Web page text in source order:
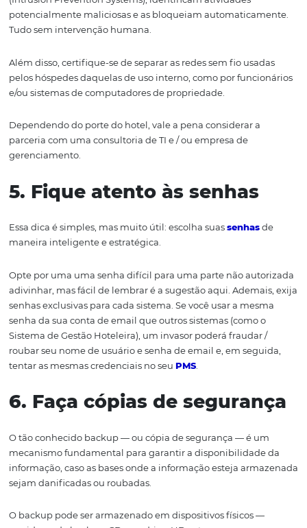
A adoção de um procedimento padrão para a coleta de
muito mais confiáveis e fáceis de serem utilizadas pelos
colaboradores.
Assim, todos as áreas do seu hotel (marketing, vendas,
etc.) conseguirão captar, estruturar, processar e analisar
informações na base de dados, devidamente.
3. Ofereçatreinamento
segurança hoteleira
enfim, os recursos de informática, coloca em risco a
da informação. E o desconhecimento de técnicas de
também.
Por isso, proporcionartreinamentosnas novas
departamento que não têm envolvimento direto com a
e manuseio da base de dados do hotel, é uma boa
4. Protejaas redes
da propriedade
Deixar de cumprir com as regras da política de